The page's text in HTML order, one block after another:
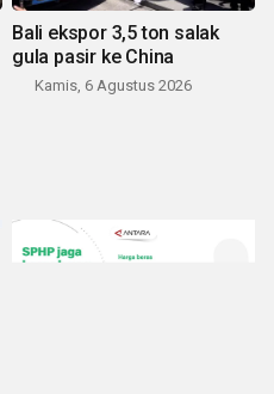
Bali ekspor 3,5 ton salak
gula pasir ke China
Kamis, 6 Agustus 2026